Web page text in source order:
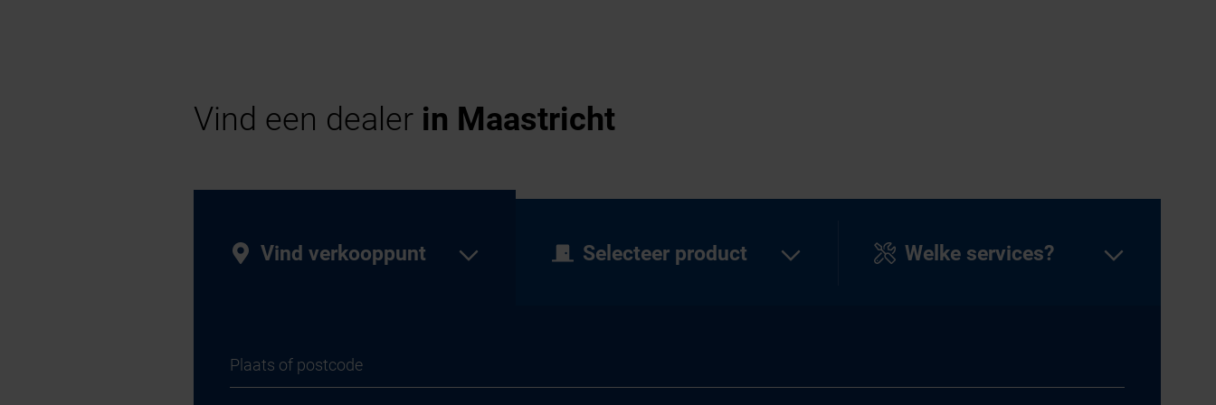
Vind een dealer in Maastricht
Vind verkooppunt Selecteer product Welke services?